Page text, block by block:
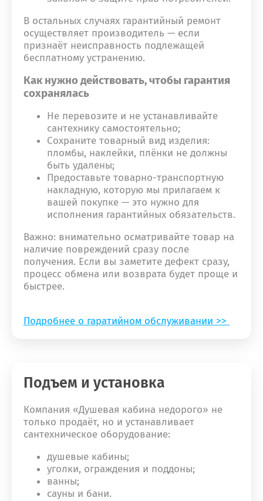
В остальных случаях гарантийный ремонт
осуществляет производитель — если
признаёт неисправность подлежащей
бесплатному устранению.
Как нужно действовать, чтобы гарантия
сохранялась
Не перевозите и не устанавливайте
сантехнику самостоятельно;
Сохраните товарный вид изделия:
пломбы, наклейки, плёнки не должны
быть удалены;
Предоставьте товарно-транспортную
накладную, которую мы прилагаем к
вашей покупке — это нужно для
исполнения гарантийных обязательств.
Важно: внимательно осматривайте товар на
наличие повреждений сразу после
получения. Если вы заметите дефект сразу,
процесс обмена или возврата будет проще и
быстрее.
Подробнее о гаратийном обслуживании >>
Подъем и установка
Компания «Душевая кабина недорого» не
только продаёт, но и устанавливает
сантехническое оборудование:
душевые кабины;
уголки, ограждения и поддоны;
ванны;
сауны и бани.